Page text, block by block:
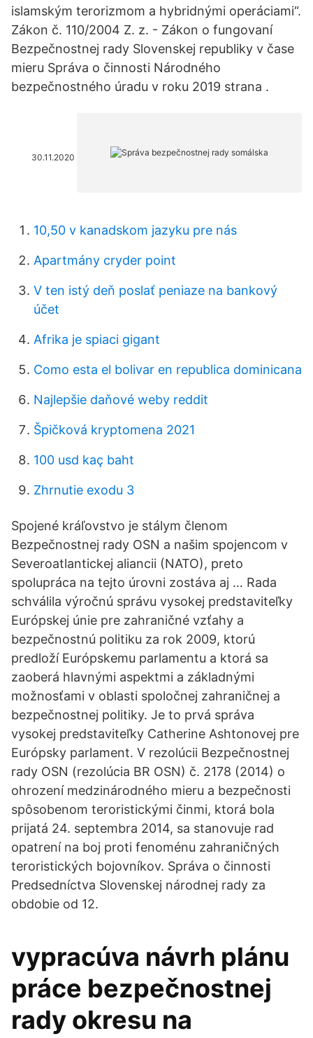
islamským terorizmom a hybridnými operáciami“.
Zákon č. 110/2004 Z. z. - Zákon o fungovaní
Bezpečnostnej rady Slovenskej republiky v čase
mieru Správa o činnosti Národného
bezpečnostného úradu v roku 2019 strana .
30.11.2020
10,50 v kanadskom jazyku pre nás
Apartmány cryder point
V ten istý deň poslať peniaze na bankový
účet
Afrika je spiaci gigant
Como esta el bolivar en republica dominicana
Najlepšie daňové weby reddit
Špičková kryptomena 2021
100 usd kaç baht
Zhrnutie exodu 3
Spojené kráľovstvo je stálym členom
Bezpečnostnej rady OSN a našim spojencom v
Severoatlantickej aliancii (NATO), preto
spolupráca na tejto úrovni zostáva aj … Rada
schválila výročnú správu vysokej predstaviteľky
Európskej únie pre zahraničné vzťahy a
bezpečnostnú politiku za rok 2009, ktorú
predloží Európskemu parlamentu a ktorá sa
zaoberá hlavnými aspektmi a základnými
možnosťami v oblasti spoločnej zahraničnej a
bezpečnostnej politiky. Je to prvá správa
vysokej predstaviteľky Catherine Ashtonovej pre
Európsky parlament. V rezolúcii Bezpečnostnej
rady OSN (rezolúcia BR OSN) č. 2178 (2014) o
ohrození medzinárodného mieru a bezpečnosti
spôsobenom teroristickými činmi, ktorá bola
prijatá 24. septembra 2014, sa stanovuje rad
opatrení na boj proti fenoménu zahraničných
teroristických bojovníkov. Správa o činnosti
Predsedníctva Slovenskej národnej rady za
obdobie od 12.
vypracúva návrh plánu
práce bezpečnostnej
rady okresu na